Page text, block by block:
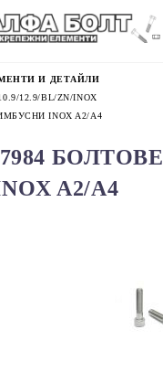
И ДЕТАЙЛИ
12.9/BL/ZN/INOX
INOX A2/A4
7984 БОЛТОВЕ
A2/A4